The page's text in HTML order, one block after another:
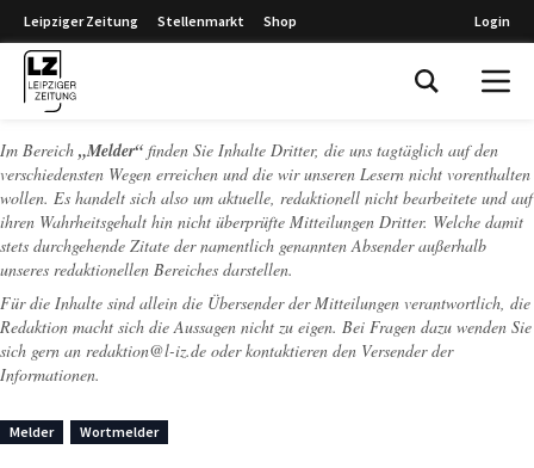
Leipziger Zeitung Stellenmarkt Shop Login
Im Bereich „Melder“ finden Sie Inhalte Dritter, die uns tagtäglich auf den
verschiedensten Wegen erreichen und die wir unseren Lesern nicht vorenthalten
wollen. Es handelt sich also um aktuelle, redaktionell nicht bearbeitete und auf
ihren Wahrheitsgehalt hin nicht überprüfte Mitteilungen Dritter. Welche damit
stets durchgehende Zitate der namentlich genannten Absender außerhalb
unseres redaktionellen Bereiches darstellen.
Für die Inhalte sind allein die Übersender der Mitteilungen verantwortlich, die
Redaktion macht sich die Aussagen nicht zu eigen. Bei Fragen dazu wenden Sie
sich gern an redaktion@l-iz.de oder kontaktieren den Versender der
Informationen.
Melder Wortmelder